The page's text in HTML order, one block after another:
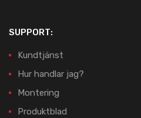
SUPPORT:
Kundtjänst
Hur handlar jag?
Montering
Produktblad